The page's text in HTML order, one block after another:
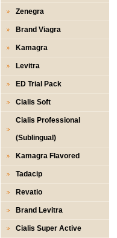
Zenegra
Brand Viagra
Kamagra
Levitra
ED Trial Pack
Cialis Soft
Cialis Professional
(Sublingual)
Kamagra Flavored
Tadacip
Revatio
Brand Levitra
Cialis Super Active